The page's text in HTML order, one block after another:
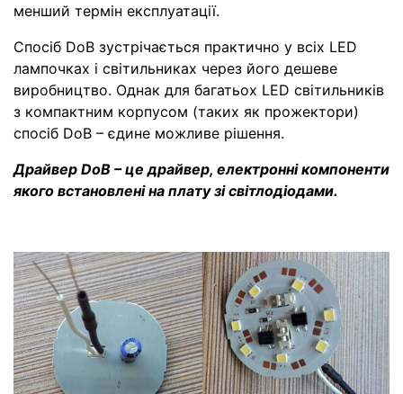
менший термін експлуатації.
Спосіб DoB зустрічається практично у всіх LED
лампочках і світильниках через його дешеве
виробництво. Однак для багатьох LED світильників
з компактним корпусом (таких як прожектори)
спосіб DoB – єдине можливе рішення.
Драйвер DoB – це драйвер, електронні компоненти
якого встановлені на плату зі світлодіодами.